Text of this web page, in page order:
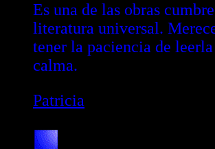
Es una de las obras
literatura universal.
tener la paciencia de
calma.
Patricia